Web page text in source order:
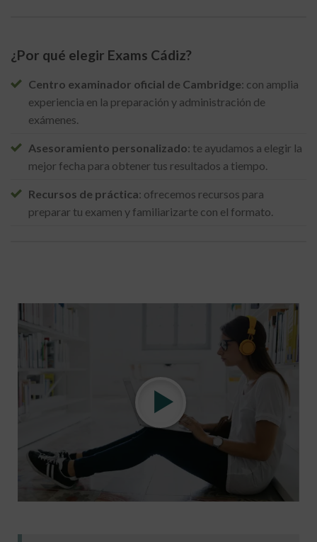
¿Por qué elegir Exams Cádiz?
Centro examinador oficial de Cambridge: con amplia
experiencia en la preparación y administración de
exámenes.
Asesoramiento personalizado: te ayudamos a elegir la
mejor fecha para obtener tus resultados a tiempo.
Recursos de práctica: ofrecemos recursos para
preparar tu examen y familiarizarte con el formato.